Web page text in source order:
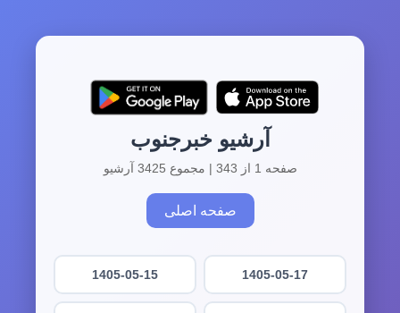
آرشیو خبرجنوب
صفحه 1 از 343 | مجموع 3425 آرشیو
صفحه اصلی
1405-05-17
1405-05-15